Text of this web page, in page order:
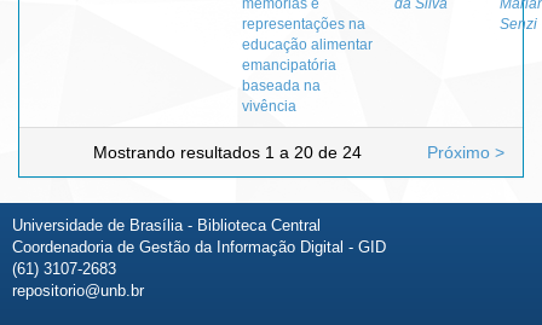
representações na
educação alimentar
emancipatória
baseada na
vivência
Senzi
Mostrando resultados 1 a 20 de 24 Próximo >
Universidade de Brasília - Biblioteca Central
Coordenadoria de Gestão da Informação Digital - GID
(61) 3107-2683
repositorio@unb.br